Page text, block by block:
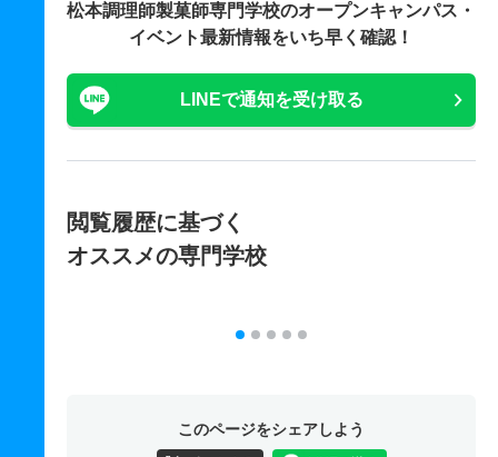
松本調理師製菓師専門学校のオープンキャンパス・
イベント最新情報をいち早く確認！
LINEで通知を受け取る
閲覧履歴に基づく
オススメの専門学校
このページをシェアしよう